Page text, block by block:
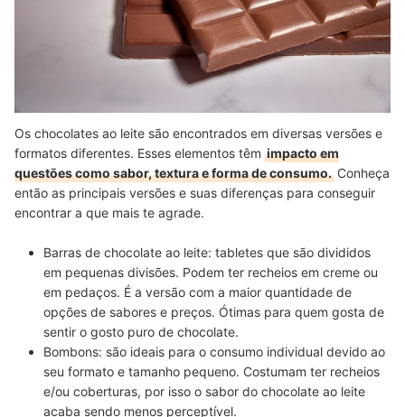
Os chocolates ao leite são encontrados em diversas versões e
formatos diferentes. Esses elementos têm impacto em
questões como sabor, textura e forma de consumo. Conheça
então as principais versões e suas diferenças para conseguir
encontrar a que mais te agrade.
Barras de chocolate ao leite: tabletes que são divididos
em pequenas divisões. Podem ter recheios em creme ou
em pedaços. É a versão com a maior quantidade de
opções de sabores e preços. Ótimas para quem gosta de
sentir o gosto puro de chocolate.
Bombons: são ideais para o consumo individual devido ao
seu formato e tamanho pequeno. Costumam ter recheios
e/ou coberturas, por isso o sabor do chocolate ao leite
acaba sendo menos perceptível.